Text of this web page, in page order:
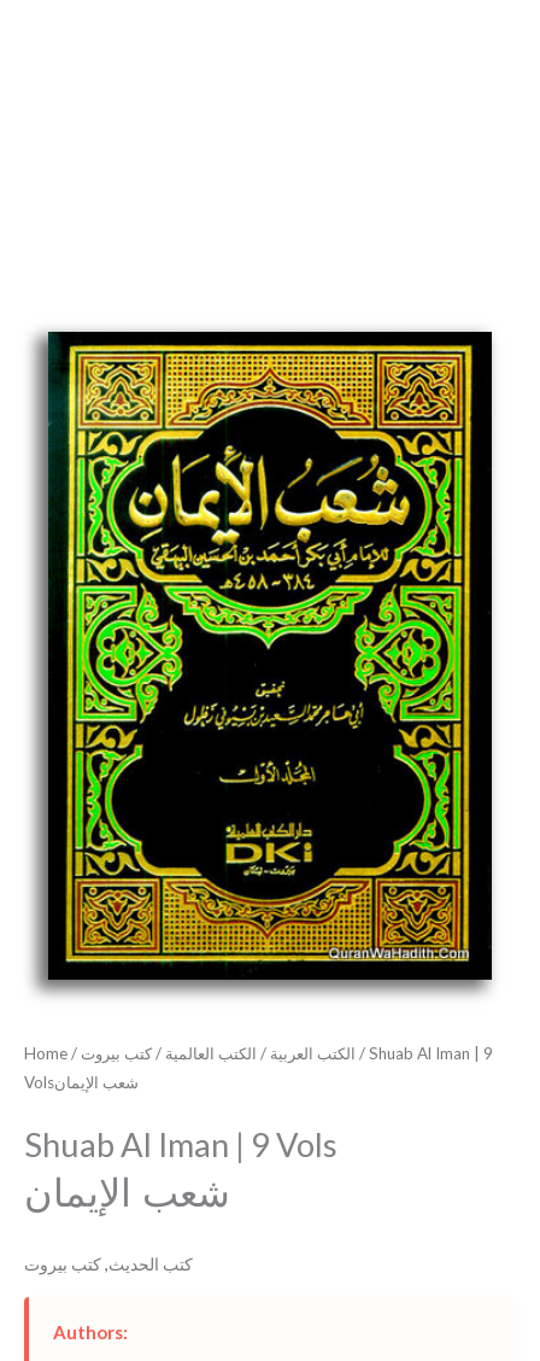
Home/ الكتب العربية / الكتب العالمية /كتب بيروت
/ Shuab Al Iman | 9
Volsشعب الإيمان
Shuab Al Iman | 9 Vols
شعب الإيمان
كتب الحديث,كتب بيروت
Authors:
Iman
الإيمان
quantity